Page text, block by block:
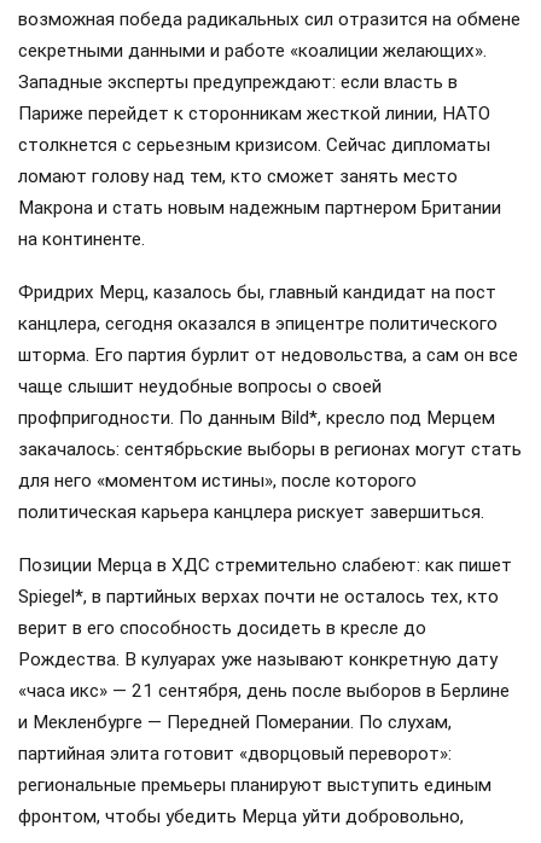
возможная победа радикальных сил отразится на обмене
секретными данными и работе «коалиции желающих».
Западные эксперты предупреждают: если власть в
Париже перейдет к сторонникам жесткой линии, НАТО
столкнется с серьезным кризисом. Сейчас дипломаты
ломают голову над тем, кто сможет занять место
Макрона и стать новым надежным партнером Британии
на континенте.
Фридрих Мерц, казалось бы, главный кандидат на пост
канцлера, сегодня оказался в эпицентре политического
шторма. Его партия бурлит от недовольства, а сам он все
чаще слышит неудобные вопросы о своей
профпригодности. По данным Bild*, кресло под Мерцем
закачалось: сентябрьские выборы в регионах могут стать
для него «моментом истины», после которого
политическая карьера канцлера рискует завершиться.
Позиции Мерца в ХДС стремительно слабеют: как пишет
Spiegel*, в партийных верхах почти не осталось тех, кто
верит в его способность досидеть в кресле до
Рождества. В кулуарах уже называют конкретную дату
«часа икс» — 21 сентября, день после выборов в Берлине
и Мекленбурге — Передней Померании. По слухам,
партийная элита готовит «дворцовый переворот»:
региональные премьеры планируют выступить единым
фронтом, чтобы убедить Мерца уйти добровольно,